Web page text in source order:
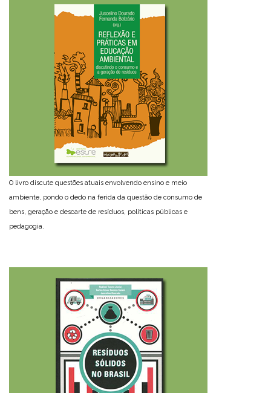
O livro discute questões atuais envolvendo ensino e meio
ambiente, pondo o dedo na ferida da questão de consumo de
bens, geração e descarte de resíduos, políticas públicas e
pedagogia.